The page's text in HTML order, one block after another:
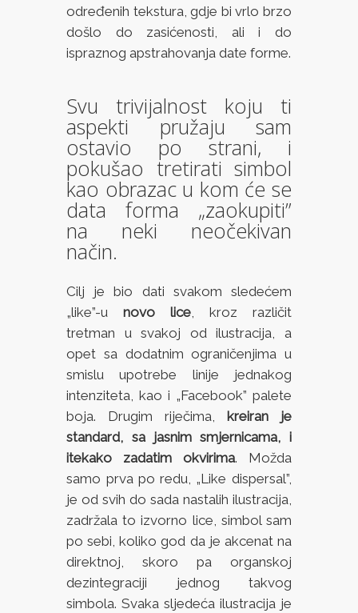
određenih tekstura, gdje bi vrlo brzo
došlo do zasićenosti, ali i do
ispraznog apstrahovanja date forme.
Svu trivijalnost koju ti
aspekti pružaju sam
ostavio po strani, i
pokušao tretirati simbol
kao obrazac u kom će se
data forma „zaokupiti”
na neki neočekivan
način.
Cilj je bio dati svakom sledećem
„like”-unovo lice, kroz različit
tretman u svakoj od ilustracija, a
opet sa dodatnim ograničenjima u
smislu upotrebe linije jednakog
intenziteta, kao i „Facebook” palete
boja. Drugim riječima, kreiran je
standard, sa jasnim smjernicama, i
itekako zadatim okvirima. Možda
samo prva po redu, „Like dispersal”,
je od svih do sada nastalih ilustracija,
zadržala to izvorno lice, simbol sam
po sebi, koliko god da je akcenat na
direktnoj, skoro pa organskoj
dezintegraciji jednog takvog
simbola. Svaka sljedeća ilustracija je